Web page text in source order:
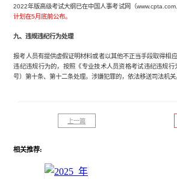
2022年版高级考试大纲已在中国人事考试网（
计划在5月底前公布。
九、违规违纪行为处理
报考人员有提供虚假证明材料或者以其他不正当手段取得相
违纪违规行为的，按照《专业技术人员资格考试违纪违规行
号）第十条、第十二条处理。涉嫌犯罪的，依法
上一篇
相关推荐: